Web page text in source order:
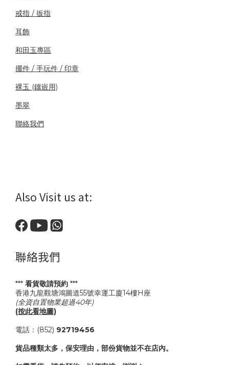
戒指 / 扳指
耳飾
和田玉專區
擺件 / 手玩件 / 印章
裸玉 (鑲嵌用)
墨翠
聯絡我們
Also Visit us at:
聯絡我們
*** 看貨敬請預約 ***
香港九龍觀塘鴻圖道55號幸運工廈14樓H座
(全資自置物業超過40年)
(按此看地圖)
電話：(852) 92719456
貨品種類太多，保安理由，部份貨物並不在店內。